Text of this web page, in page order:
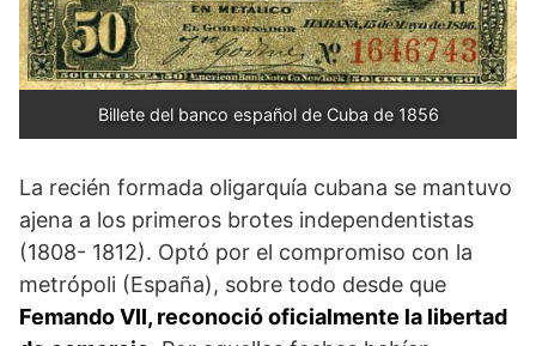
Billete del banco español de Cuba de 1856
La recién formada oligarquía cubana se mantuvo
ajena a los primeros brotes independentistas
(1808- 1812). Optó por el compromiso con la
metrópoli (España), sobre todo desde que
Femando VII, reconoció oficialmente la libertad